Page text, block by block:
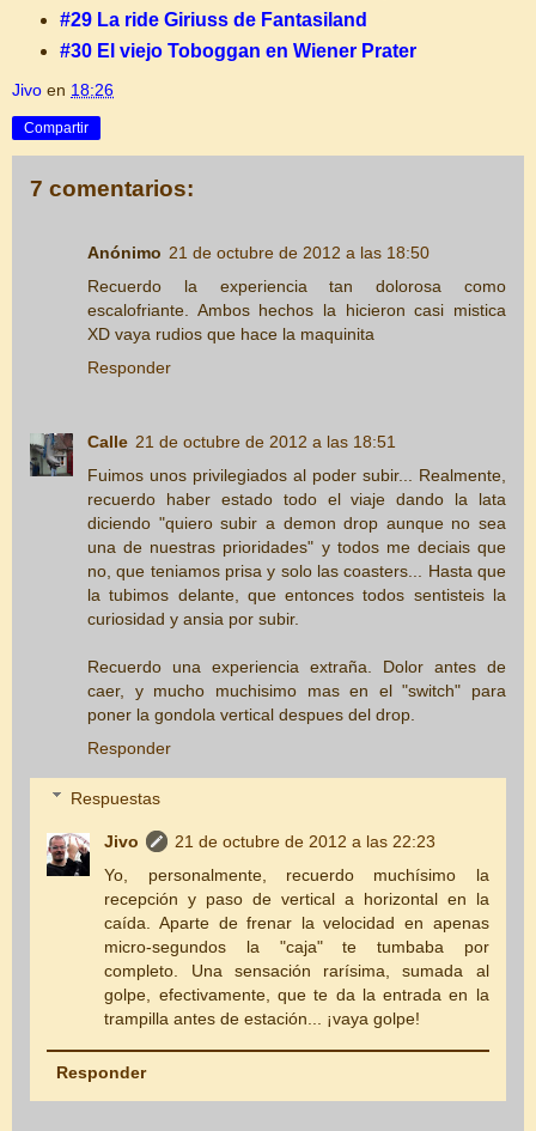
#29 La ride Giriuss de Fantasiland
#30 El viejo Toboggan en Wiener Prater
Jivo en 18:26
Compartir
7 comentarios:
Anónimo 21 de octubre de 2012 a las 18:50
Recuerdo la experiencia tan dolorosa como
escalofriante. Ambos hechos la hicieron casi mistica
XD vaya rudios que hace la maquinita
Responder
Calle 21 de octubre de 2012 a las 18:51
Fuimos unos privilegiados al poder subir... Realmente,
recuerdo haber estado todo el viaje dando la lata
diciendo "quiero subir a demon drop aunque no sea
una de nuestras prioridades" y todos me deciais que
no, que teniamos prisa y solo las coasters... Hasta que
la tubimos delante, que entonces todos sentisteis la
curiosidad y ansia por subir.
Recuerdo una experiencia extraña. Dolor antes de
caer, y mucho muchisimo mas en el "switch" para
poner la gondola vertical despues del drop.
Responder
Respuestas
Jivo
21 de octubre de 2012 a las 22:23
Yo, personalmente, recuerdo muchísimo la
recepción y paso de vertical a horizontal en la
caída. Aparte de frenar la velocidad en apenas
micro-segundos la "caja" te tumbaba por
completo. Una sensación rarísima, sumada al
golpe, efectivamente, que te da la entrada en la
trampilla antes de estación... ¡vaya golpe!
Responder